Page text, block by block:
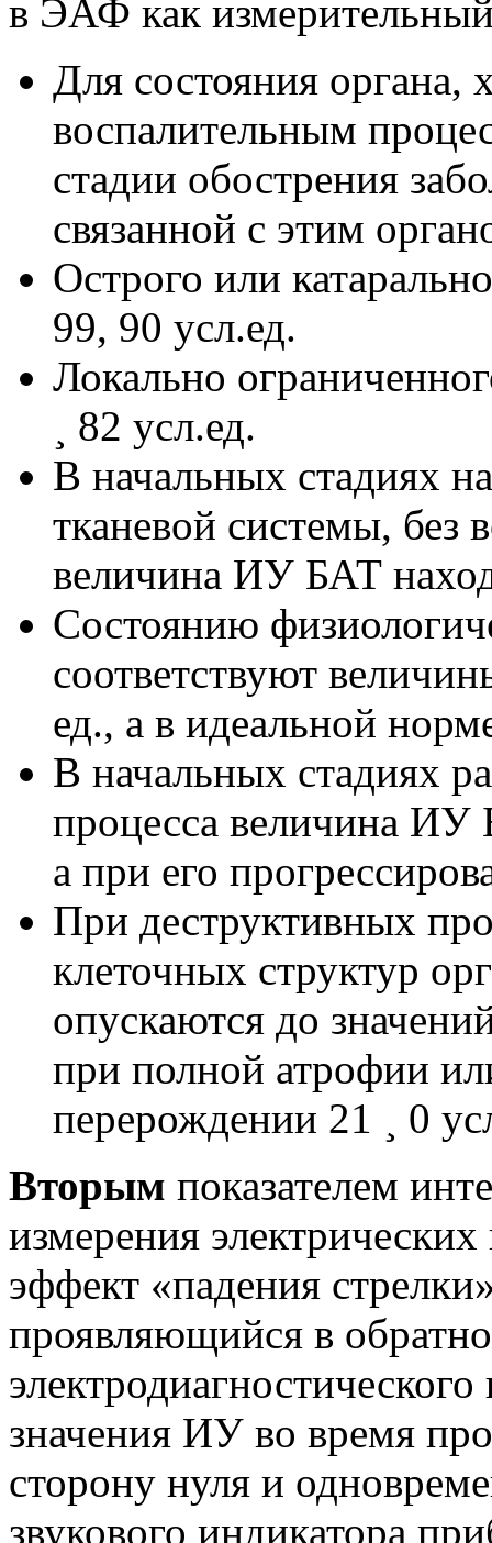
в ЭАФ как
Для состояния
воспалительным
стадии обострения
связанной с этим
Острого или
99, 90 усл.ед.
Локально
¸ 82 усл.ед.
В начальных стадиях
тканевой системы, без
величина ИУ БАТ
Состоянию
соответствуют
ед., а в идеальной
В начальных стадиях
процесса величина ИУ
а при его
При деструктивных
клеточных структур
опускаются до
при полной атрофии
перерождении 21 ¸ 0
Вторым показателем
измерения
эффект «падения
проявляющийся в
значения ИУ во время
сторону нуля и
звукового индикатора